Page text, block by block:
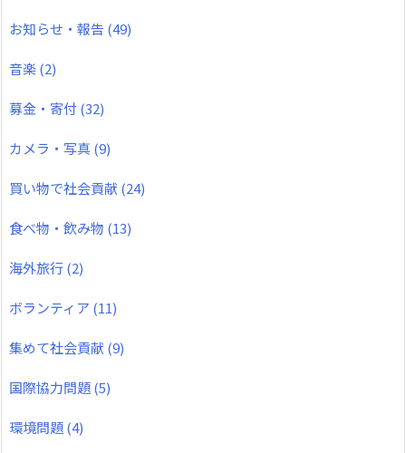
お知らせ・報告 (49)
音楽(2)
募金・寄付 (32)
カメラ・写真(9)
買い物で社会貢献 (24)
食べ物・飲み物 (13)
海外旅行(2)
ボランティア (11)
集めて社会貢献 (9)
国際協力問題(5)
環境問題(4)